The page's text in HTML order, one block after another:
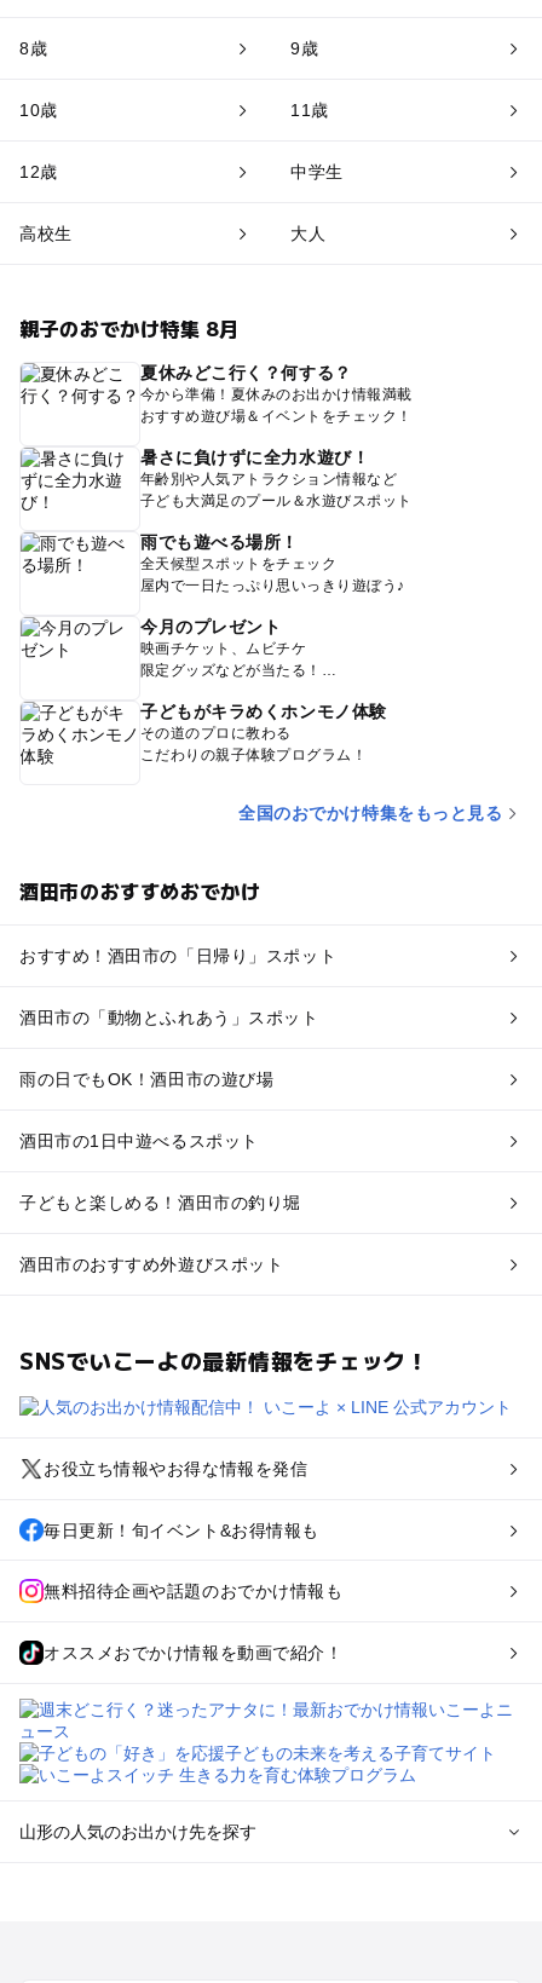
8歳 9歳
10歳 11歳
12歳 中学生
高校生 大人
親子のおでかけ特集 8月
夏休みどこ行く？何する？
今から準備！夏休みのお出かけ情報満載
おすすめ遊び場＆イベントをチェック！
暑さに負けずに全力水遊び！
年齢別や人気アトラクション情報など
子ども大満足のプール＆水遊びスポット
雨でも遊べる場所！
全天候型スポットをチェック
屋内で一日たっぷり思いっきり遊ぼう♪
今月のプレゼント
映画チケット、ムビチケ
限定グッズなどが当たる！
子どもがキラめくホンモノ体験
その道のプロに教わる
こだわりの親子体験プログラム！
全国のおでかけ特集をもっと見る
酒田市のおすすめおでかけ
おすすめ！酒田市の「日帰り」スポット
酒田市の「動物とふれあう」スポット
雨の日でもOK！酒田市の遊び場
酒田市の1日中遊べるスポット
子どもと楽しめる！酒田市の釣り堀
酒田市のおすすめ外遊びスポット
SNSでいこーよの最新情報をチェック！
お役立ち情報やお得な情報を発信
毎日更新！旬イベント&お得情報も
無料招待企画や話題のおでかけ情報も
オススメおでかけ情報を動画で紹介！
山形の人気のお出かけ先を探す